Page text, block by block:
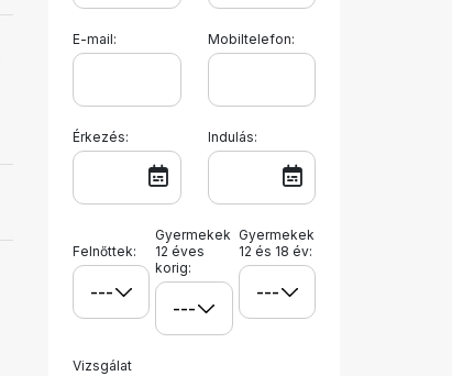
E-mail: Mobiltelefon:
Érkezés: Indulás:
Felnőttek:
Gyermekek
12 éves
korig:
Gyermekek
12 és 18 év:
Vizsgálat